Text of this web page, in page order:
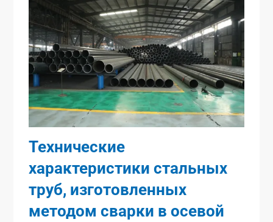
Технические
характеристики стальных
труб, изготовленных
методом сварки в осевой